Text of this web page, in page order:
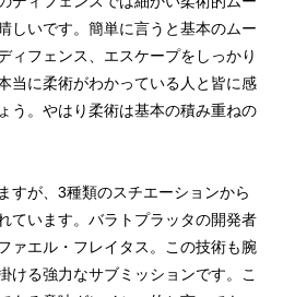
しいです。簡単に言うと基本のムー
ィフェンス、エスケープをしっかり
当に柔術がわかっている人と皆に感
う。やはり柔術は基本の積み重ねの
すが、3種類のスチエーションから
ています。バラトプラッタの開発者
ァエル・フレイタス。この技術も腕
ける強力なサブミッションです。こ